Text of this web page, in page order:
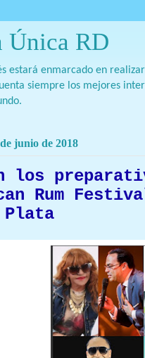
Única RD
estará enmarcado en
siempre los mejores
junio de 2018
los
Rum
Plata